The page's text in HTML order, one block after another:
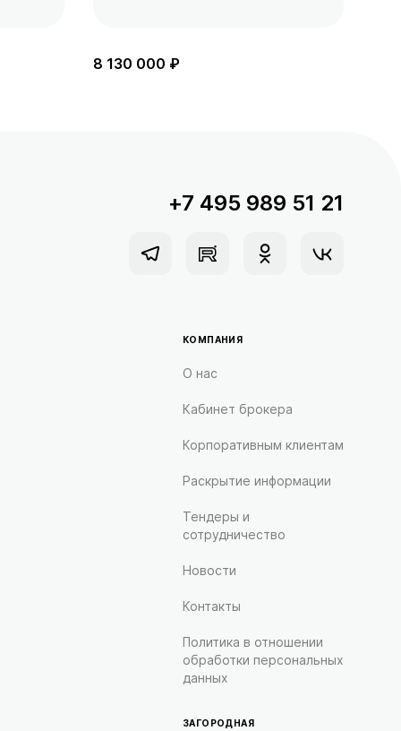
8 130 000 ₽
+7 495 989 51 21
КОМПАНИЯ
О нас
Кабинет брокера
Корпоративным клиентам
Раскрытие информации
Тендеры и
сотрудничество
Новости
Контакты
Политика в отношении
обработки персональных
данных
ЗАГОРОДНАЯ